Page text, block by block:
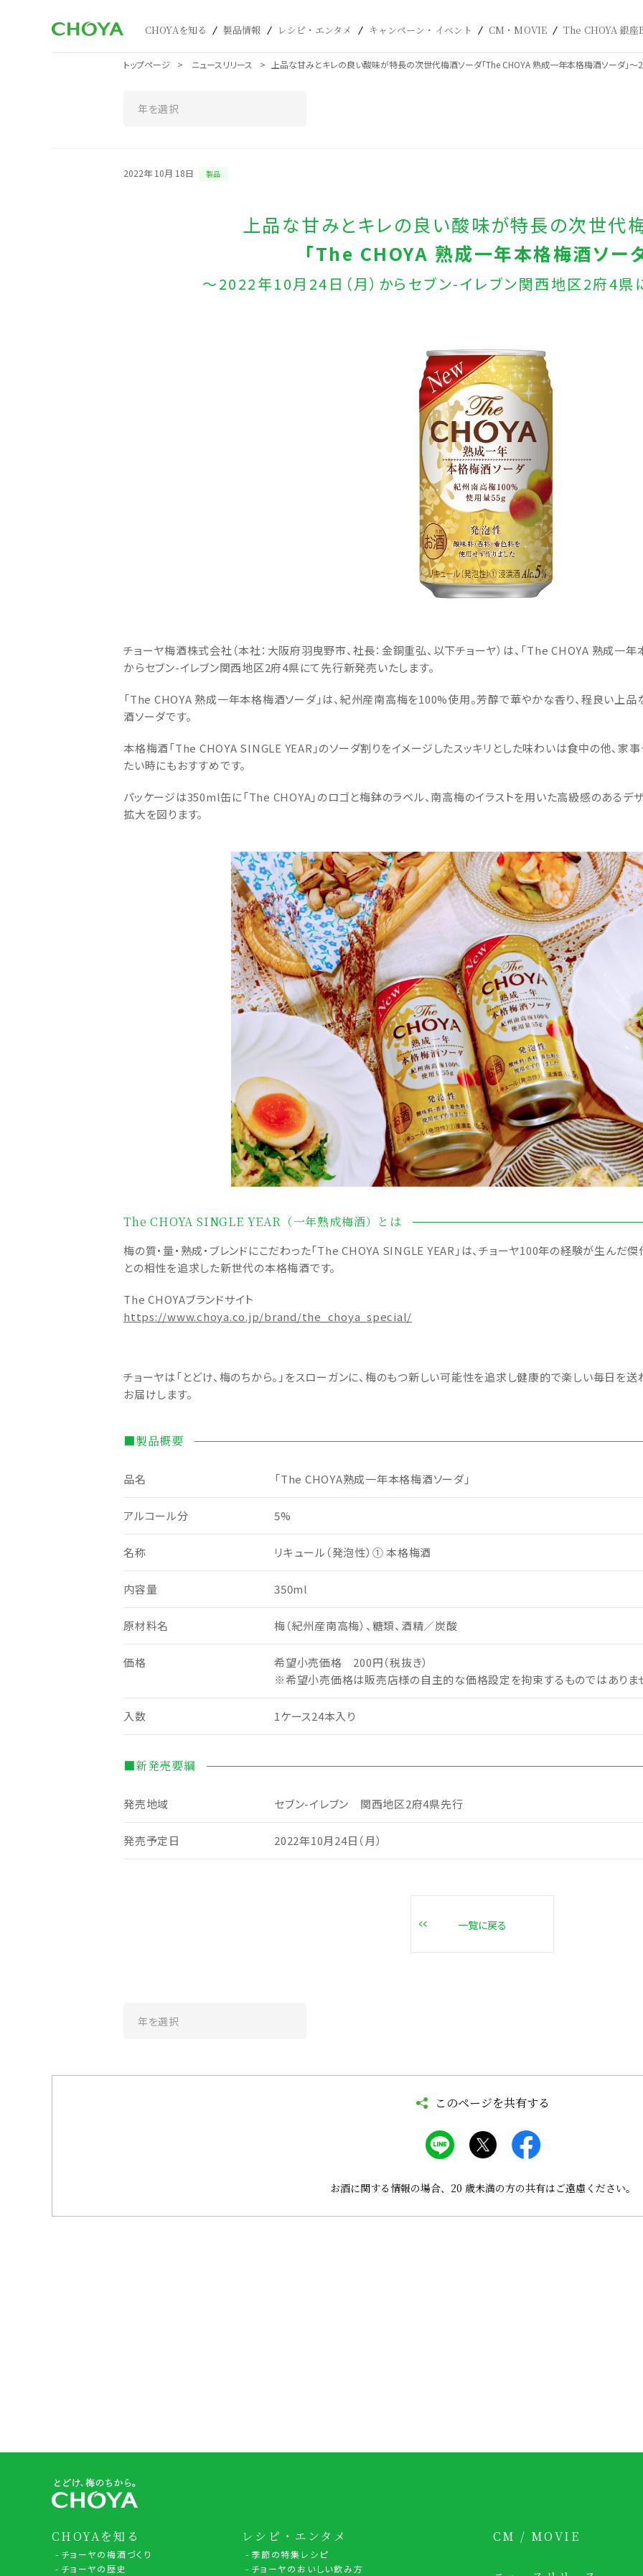
CHOYAを知る 製品情報 レシピ・エンタメ キャンペーン・イベント CM・MOVIE The CHOYA 銀座
トップページ ニュースリリース 上品な甘みとキレの良い酸味が特長の次世代梅酒ソーダ「The CHOYA 熟成一年本格梅酒ソーダ」
2022年 10月 18日 製品
上品な甘みとキレの良い酸味が特長の次世代
「The CHOYA 熟成一年本格梅酒ソー
～2022年10月24日（月）からセブン-イレブン関西地区2府4
チョーヤ梅酒株式会社（本社：大阪府羽曳野市、社長：金銅重弘、以下チョーヤ）は、「The CHOYA 熟成一
からセブン-イレブン関西地区2府4県にて先行新発売いたします。
「The CHOYA 熟成一年本格梅酒ソーダ」は、紀州産南高梅を100%使用。芳醇で華やかな香り、程良い上
酒ソーダです。
本格梅酒「The CHOYA SINGLE YEAR」のソーダ割りをイメージしたスッキリとした味わいは食中の他、家
たい時にもおすすめです。
パッケージは350ml缶に「The CHOYA」のロゴと梅鉢のラベル、南高梅のイラストを用いた高級感のあるデ
拡大を図ります。
The CHOYA SINGLE YEAR（一年熟成梅酒）とは
梅の質・量・熟成・ブレンドにこだわった「The CHOYA SINGLE YEAR」は、チョーヤ100年の経験が生んだ
との相性を追求した新世代の本格梅酒です。
The CHOYAブランドサイト
https://www.choya.co.jp/brand/the_choya_special/
チョーヤは「とどけ、梅のちから。」をスローガンに、梅のもつ新しい可能性を追求し健康的で楽しい毎日を
お届けします。
■製品概要
品名 「The CHOYA熟成一年本格梅酒ソーダ」
アルコール分 5%
名称 リキュール（発泡性）① 本格梅酒
内容量 350ml
原材料名 梅（紀州産南高梅）、糖類、酒精／炭酸
価格
希望小売価格 200円（税抜き）
※希望小売価格は販売店様の自主的な価格設定を拘束するものではありま
入数 1ケース24本入り
■新発売要綱
発売地域 セブン-イレブン 関西地区2府4県先行
発売予定日 2022年10月24日（月）
一覧に戻る
このページを共有する
お酒に関する情報の場合、 20 歳未満の方の共有はご遠慮ください。
CHOYAを知る
チョーヤの梅酒づくり
チョーヤの歴史
レシピ・エンタメ
季節の特集レシピ
チョーヤのおいしい飲み方
CM / MOVIE